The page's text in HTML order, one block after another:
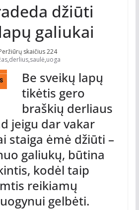
džiūti
galiukai
skaičius 224
,derlius,saulė,uoga
Be sveikų lapų
tikėtis gero
braškių derliaus
jeigu dar vakar
staiga ėmė džiūti –
galiukų, būtina
kodėl taip
reikiamų
gelbėti.